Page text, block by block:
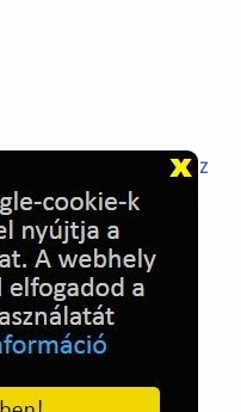
beépült az Aranypart az